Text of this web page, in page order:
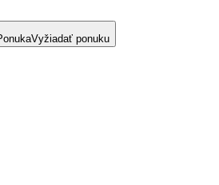
Vyžiadať ponuku